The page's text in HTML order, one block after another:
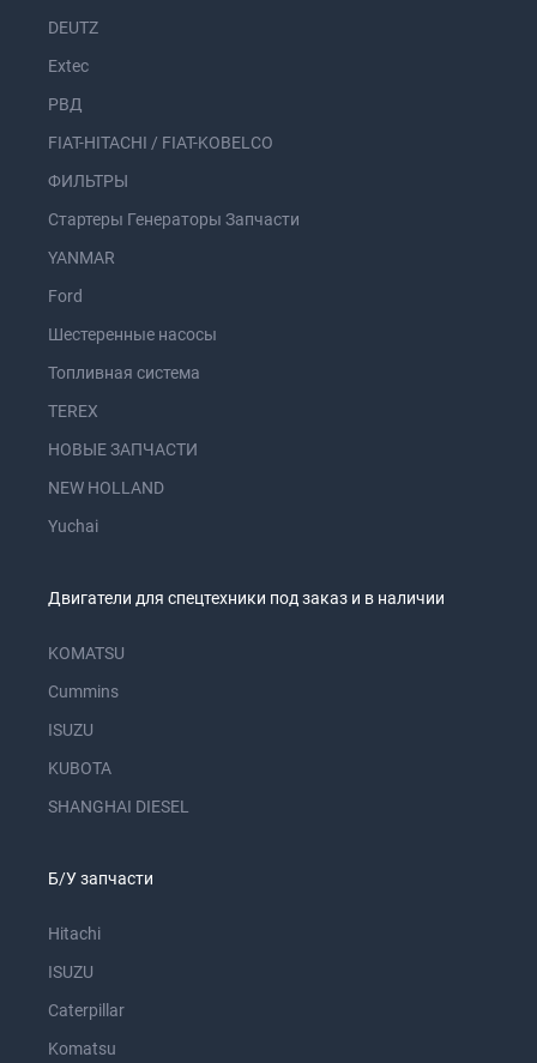
DEUTZ
Extec
РВД
FIAT-HITACHI / FIAT-KOBELCO
ФИЛЬТРЫ
Стартеры Генераторы Запчасти
YANMAR
Ford
Шестеренные насосы
Топливная система
TEREX
НОВЫЕ ЗАПЧАСТИ
NEW HOLLAND
Yuchai
Двигатели для спецтехники под заказ и в наличии
KOMATSU
Cummins
ISUZU
KUBOTA
SHANGHAI DIESEL
Б/У запчасти
Hitachi
ISUZU
Caterpillar
Komatsu